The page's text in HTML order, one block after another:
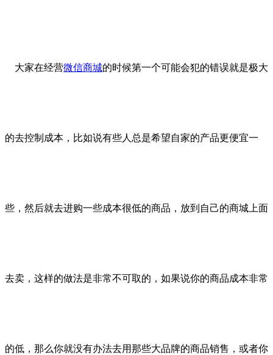
大家在经营微信商城的时候第一个可能会犯的错误就是极大
的去控制成本，比如说有些人总是希望自家的产品更便宜一
些，然后就去进购一些成本很低的商品，放到自己的商城上面
去卖，这样的做法是非常不可取的，如果说你的商品成本非常
的低，那么你就没有办法去用那些大品牌的商品销售，或者你